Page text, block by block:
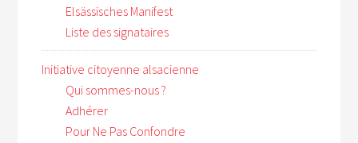
Elsässisches Manifest
Liste des signataires
Initiative citoyenne alsacienne
Qui sommes-nous ?
Adhérer
Pour Ne Pas Confondre